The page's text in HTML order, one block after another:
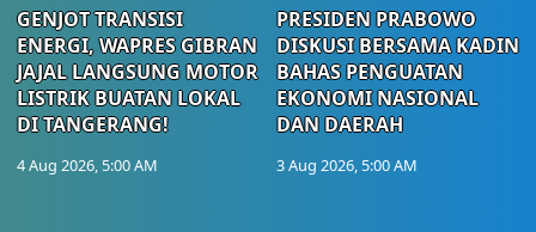
GENJOT TRANSISI
ENERGI, WAPRES GIBRAN
JAJAL LANGSUNG MOTOR
LISTRIK BUATAN LOKAL
DI TANGERANG!
4 Aug 2026, 5:00 AM
PRESIDEN PRABOWO
DISKUSI BERSAMA KADIN
BAHAS PENGUATAN
EKONOMI NASIONAL
DAN DAERAH
3 Aug 2026, 5:00 AM